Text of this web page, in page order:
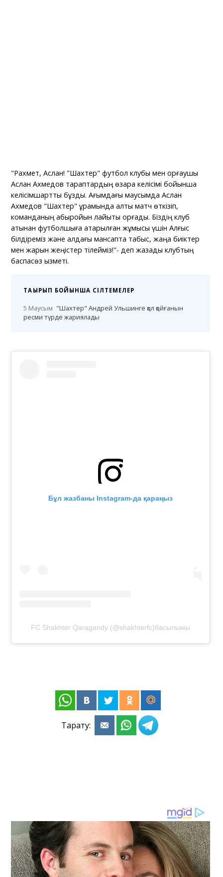
"Рахмет, Аслан! "Шахтер" футбол клубы мен қорғаушы
Аслан Ахмедов тараптардың өзара келісімі бойынша
келісімшартты бұзды. Ағымдағы маусымда Аслан
Ахмедов "Шахтер" құрамында алты матч өткізіп,
команданың абыройын лайықты қорғады. Біздің клуб
атынан футболшыға атқарылған жұмысы үшін Алғыс
білдіреміз және алдағы мансапта табыс, жаңа биіктер
мен жарқын жеңістер тілейміз!"- деп жазады клубтың
баспасөз қызметі.
ТАҚЫРЫП БОЙЫНША СІЛТЕМЕЛЕР
5 Маусым "Шахтер" Андрей Ульшинге қол қойғанын
ресми түрде жариялады
Бұл жазбаны Instagram-да қараңыз
FC Shakhter Qaragandy (@shakhterfc)басылымы
Тарату: